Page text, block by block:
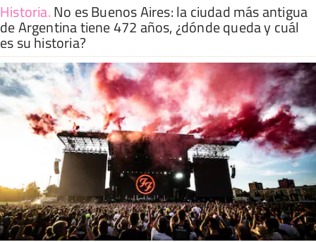
Historia.No es Buenos Aires: la ciudad más antigua
de Argentina tiene 472 años, ¿dónde queda y cuál
es su historia?